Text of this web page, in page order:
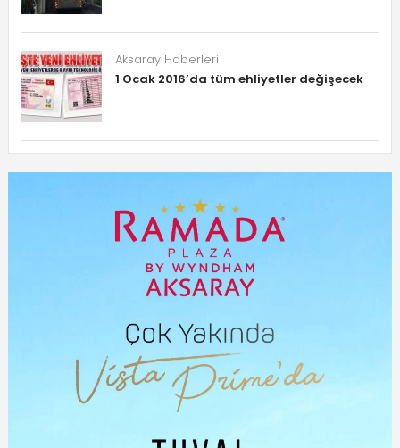
Aksaray Haberleri
1 Ocak 2016’da tüm ehliyetler değişecek